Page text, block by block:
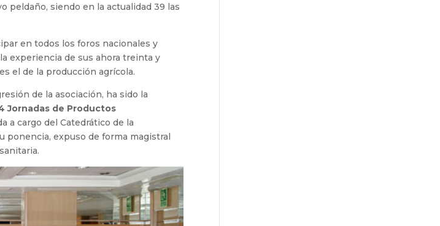
peldaño, siendo en la actualidad 39 las
en todos los foros nacionales y
experiencia de sus ahora treinta y
el de la producción agrícola.
de la asociación, ha sido la
Jornadas de Productos
a cargo del Catedrático de la
ponencia, expuso de forma magistral